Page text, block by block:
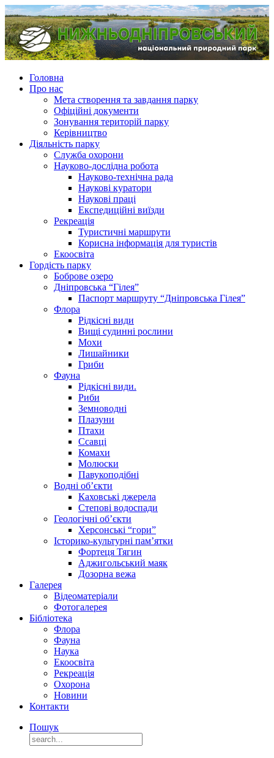
Головна
Про нас
Мета створення та завдання парку
Офіційні документи
Зонування територій парку
Керівництво
Діяльність парку
Служба охорони
Науково-дослідна робота
Науково-технічна рада
Наукові куратори
Наукові праці
Експедиційні виїзди
Рекреація
Туристичні маршрути
Корисна інформація для туристів
Екоосвіта
Гордість парку
Боброве озеро
Дніпровська “Гілея”
Паспорт маршруту “Дніпровська Гілея”
Флора
Рідкісні види
Вищі судинні рослини
Мохи
Лишайники
Гриби
Фауна
Рідкісні види.
Риби
Земноводні
Плазуни
Птахи
Ссавці
Комахи
Молюски
Павукоподібні
Водні об’єкти
Каховські джерела
Степові водоспади
Геологічні об’єкти
Херсонські “гори”
Історико-культурні пам’ятки
Фортеця Тягин
Аджигольський маяк
Дозорна вежа
Галерея
Відеоматеріали
Фотогалерея
Бібліотека
Флора
Фауна
Наука
Екоосвіта
Рекреація
Охорона
Новини
Контакти
Пошук